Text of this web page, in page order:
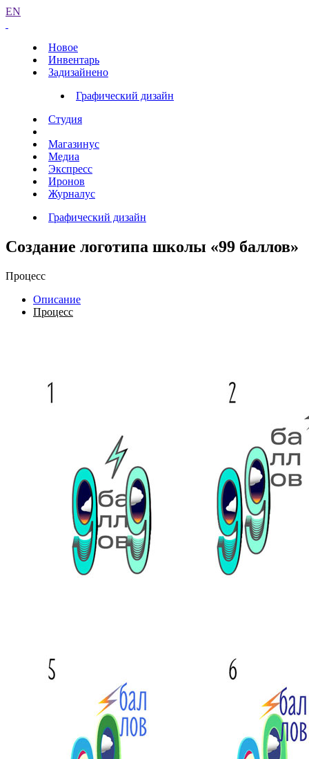
EN
Новое
Инвентарь
Задизайнено
Графический дизайн
Студия
Магазинус
Медиа
Экспресс
Иронов
Журналус
Графический дизайн
Создание логотипа школы «99 баллов»
Процесс
Описание
Процесс